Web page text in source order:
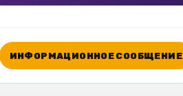
ИНФОРМАЦИОННОЕ СООБЩЕНИЕ